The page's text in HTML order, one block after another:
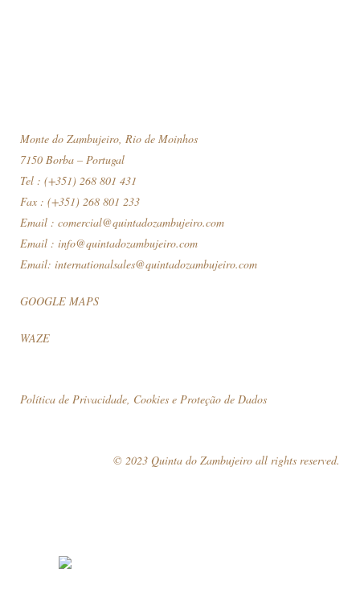
Monte do Zambujeiro, Rio de Moinhos
7150 Borba – Portugal
Tel : (+351) 268 801 431
Fax : (+351) 268 801 233
Email : comercial@quintadozambujeiro.com
Email : info@quintadozambujeiro.com
Email: internationalsales@quintadozambujeiro.com
GOOGLE MAPS
WAZE
Política de Privacidade, Cookies e Proteção de Dados
© 2023 Quinta do Zambujeiro all rights reserved.